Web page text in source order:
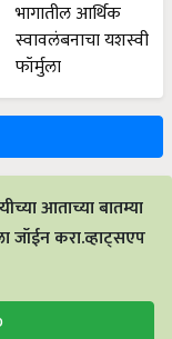
आताच्या बातम्या
जॉईन करा.व्हाट्सएप